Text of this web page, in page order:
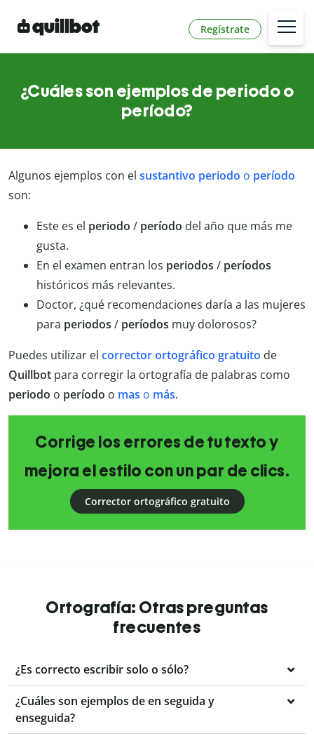
Regístrate
¿Cuáles son ejemplos de periodo o
período?
Algunos ejemplos con el sustantivo periodo o período
son:
Este es el periodo / período del año que más me
gusta.
En el examen entran los periodos / períodos
históricos más relevantes.
Doctor, ¿qué recomendaciones daría a las mujeres
para periodos / períodos muy dolorosos?
Puedes utilizar el corrector ortográfico gratuito de
Quillbot para corregir la ortografía de palabras como
periodo o período o mas o más.
Corrige los errores de tu texto y
mejora el estilo con un par de clics.
Corrector ortográfico gratuito
Ortografía: Otras preguntas
frecuentes
¿Es correcto escribir solo o sólo?
¿Cuáles son ejemplos de en seguida y
enseguida?